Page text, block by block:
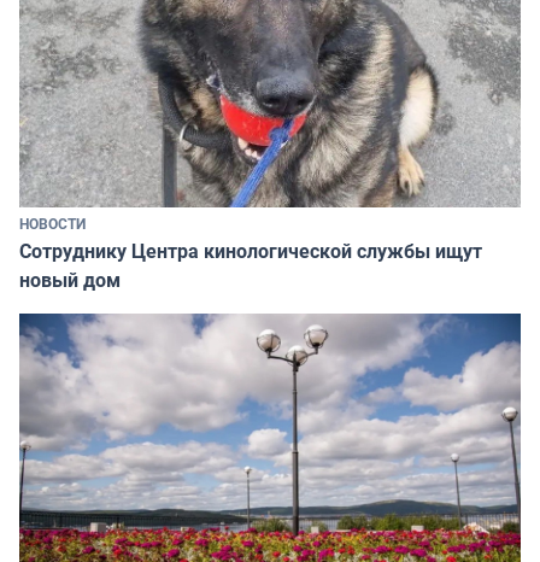
НОВОСТИ
Сотруднику Центра кинологической службы ищут
новый дом